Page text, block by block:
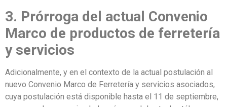
3. Prórroga del actual Convenio
Marco de productos de ferretería
y servicios
Adicionalmente, y en el contexto de la actual postulación al
nuevo Convenio Marco de Ferretería y servicios asociados,
cuya postulación está disponible hasta el 11 de septiembre,